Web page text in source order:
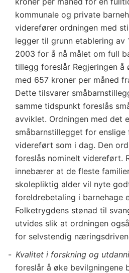
kommunale og private
viderefører ordningen med
legger til grunn etablering av
2003 for å nå målet om full
tillegg foreslår Regjeringen
med 657 kroner per måned
Dette tilsvarer
samme tidspunkt foreslås
avviklet. Ordningen med det
småbarnstillegget for
videreført som i dag. Den
foreslås nominelt videreført.
innebærer at de fleste
skolepliktig alder vil nyte
foreldrebetaling i barnehage
Folketrygdens stønad til
utvides slik at ordningen
for selvstendig
Kvalitet i forskning og
foreslår å øke bevilgningene